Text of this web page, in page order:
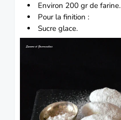
Environ 200 gr de farine.
Pour la finition :
Sucre glace.